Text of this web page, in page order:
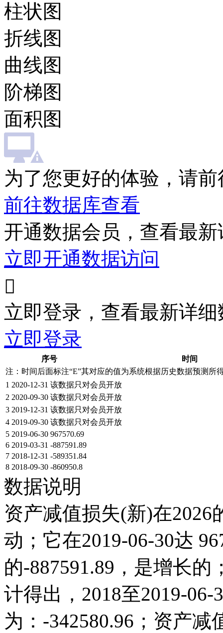
柱状图
折线图
曲线图
阶梯图
面积图
为了您更好的体验，请
前往数据库查看
开通数据会员，查看最
立即开通数据访问

立即登录，查看最新详细
立即登录
序号
时间
注：时间后面标注“E”其对应的值为系统根据历史数据预测所
1 2020-12-31 该数据只对会员开放
2 2020-09-30 该数据只对会员开放
3 2019-12-31 该数据只对会员开放
4 2019-09-30 该数据只对会员开放
5 2019-06-30 967570.69
6 2019-03-31 -887591.89
7 2018-12-31 -589351.84
8 2018-09-30 -860950.8
数据说明
资产减值损失(新)在2026
动；它在2019-06-30达
的-887591.89，是增长
计得出，2018至2019-06-
为：-342580.96；资产减